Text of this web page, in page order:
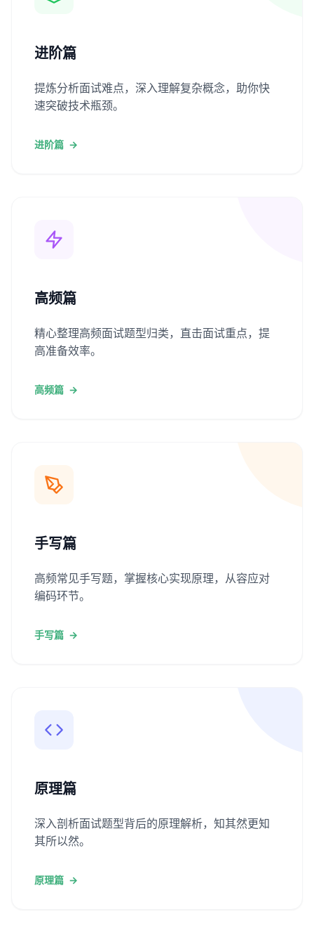
进阶篇
提炼分析面试难点，深入理解复杂概念，助你快
速突破技术瓶颈。
进阶篇 →
高频篇
精心整理高频面试题型归类，直击面试重点，提
高准备效率。
高频篇 →
手写篇
高频常见手写题，掌握核心实现原理，从容应对
编码环节。
手写篇 →
原理篇
深入剖析面试题型背后的原理解析，知其然更知
其所以然。
原理篇 →